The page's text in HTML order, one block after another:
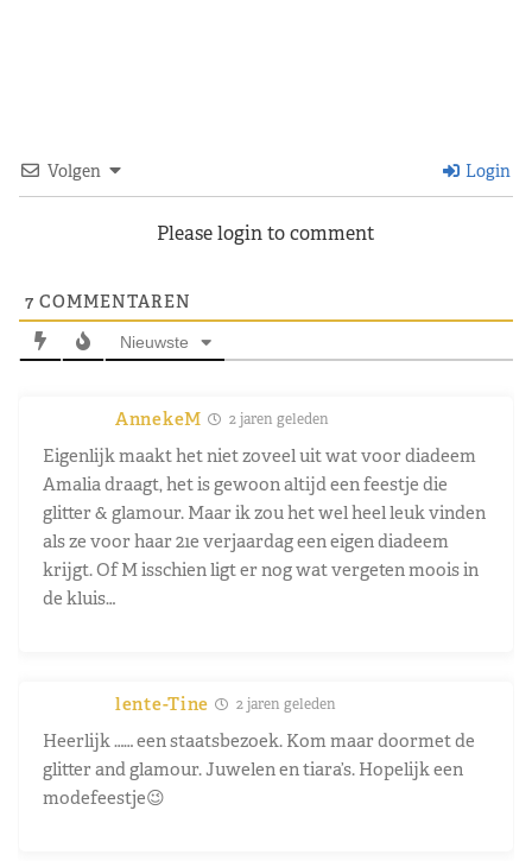
Volgen Login
Please login to comment
7 COMMENTAREN
Nieuwste
AnnekeM 2 jaren geleden
Eigenlijk maakt het niet zoveel uit wat voor diadeem
Amalia draagt, het is gewoon altijd een feestje die
glitter & glamour. Maar ik zou het wel heel leuk vinden
als ze voor haar 21e verjaardag een eigen diadeem
krijgt. Of M isschien ligt er nog wat vergeten moois in
de kluis…
lente-Tine 2 jaren geleden
Heerlijk …… een staatsbezoek. Kom maar doormet de
glitter and glamour. Juwelen en tiara’s. Hopelijk een
modefeestje😉